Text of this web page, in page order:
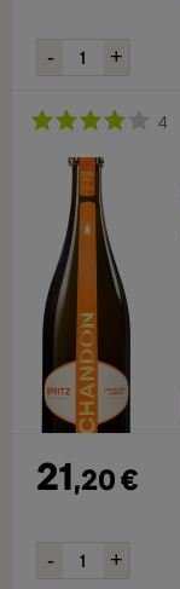
4
21,20€